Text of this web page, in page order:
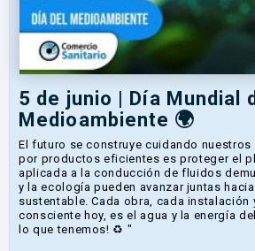
5 de junio | Día Mundial
Medioambiente 🌍
El futuro se construye cuidando
por productos eficientes es proteger el
aplicada a la conducción de fluidos
y la ecología pueden avanzar juntas
sustentable. Cada obra, cada instalación
consciente hoy, es el agua y la energía
lo que tenemos! ♻️ "